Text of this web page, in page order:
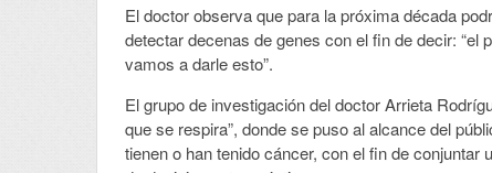
El doctor observa que para la próxima década
detectar decenas de genes con el fin de decir:
vamos a darle esto”.
El grupo de investigación del doctor Arrieta
que se respira”, donde se puso al alcance del
tienen o han tenido cáncer, con el fin de